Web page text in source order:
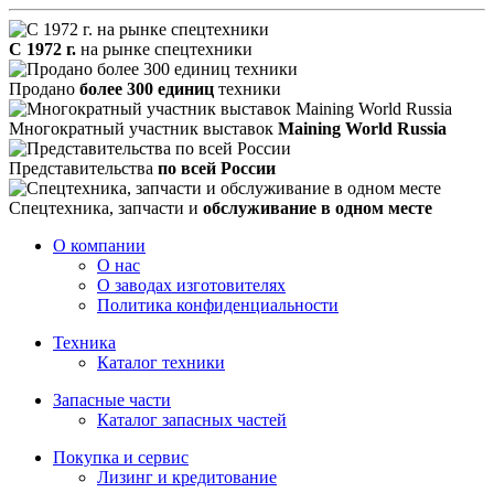
С 1972 г. на рынке спецтехники
Продано более 300 единиц техники
Многократный участник выставок Maining World Russia
Представительства по всей России
Спецтехника, запчасти и обслуживание в одном месте
О компании
О нас
О заводах изготовителях
Политика конфиденциальности
Техника
Каталог техники
Запасные части
Каталог запасных частей
Покупка и сервис
Лизинг и кредитование